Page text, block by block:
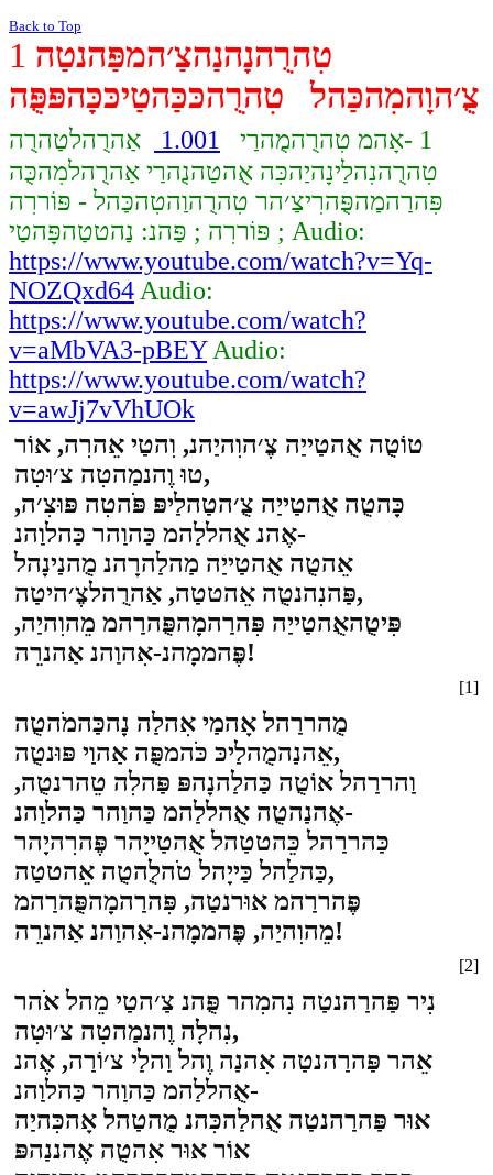
Back to Top
1 טִהרֻהנָהנַהצַ׳המפַּהנטַה
צֻ׳הוָהמִהכַּהל טִהרֻהכּכַּהטַיכּכָּהפּפֻּה
1 -אָהמ טִהרֻהמֻהרַי 1.001
אַהרֻהלטַהרֻה
טִהרֻהנִהלַינָהיַהכִּה אֻהטַהנֻהרַי אַהרֻהלמִהכֻּה
פִּהרַהמַהפֻּהרִיצַ׳הר טִהרֻהוַהטִהכַּהל - פּוֹררִה
פּוֹררִה ; פַּהנ: נַהטטַהפָּהטַי ; Audio:
https://www.youtube.com/watch?v=Yq-
NOZQxd64Audio:
https://www.youtube.com/watch?
v=aMbVA3-pBEYAudio:
https://www.youtube.com/watch?
v=awJj7vVhUOk
טוֹטֻה אֻהטַייַה צֶ׳הוִהיַהנ, וִהטַי אֵהרִה, אוֹר
טוּ וֶהנמַהטִה צ׳וּטִה,
כָּהטֻה אֻהטַייַה צֻ׳הטַהלַיפּ פֹּהטִה פּוּצִ׳ה,
אֶהנ אֻהללַהמ כַּהוַהר כַּהלוַהנ-
אֵהטֻה אֻהטַייַה מַהלַהרָהנ מֻהנַינָהל
פַּהנִהנטֻה אֵהטטַה, אַהרֻהלצֶ׳היטַה,
פִּיטֻהאֻהטַייַה פִּהרַהמָהפֻּהרַהמ מֵהוִהיַה,
פֶּהממָהנ-אִהוַהנ אַהנרֵה!
[1]
מֻהררַהל אָהמַי אִהלַה נָהכַּהמֹהטֻה
אֵהנַהמֻהלַיכּ כֹּהמפֻּה אַהוַי פּוּנטֻה,
וַהררַהל אוֹטֻה כַּהלַהנָהפּ פַּהלִה טֵהרנטֻה,
אֶהנַהטֻה אֻהללַהמ כַּהוַהר כַּהלוַהנ-
כַּהררַהל כֵּהטטַהל אֻהטַייָהר פֶּהרִהיָהר
כַּהלַהל כַּייָהל טֹהלֻהטֻה אֵהטטַה,
פֶּהררַהמ אוּרנטַה, פִּהרַהמָהפֻּהרַהמ
מֵהוִהיַה, פֶּהממָהנ-אִהוַהנ אַהנרֵה!
[2]
נִיר פַּהרַהנטַה נִהמִהר פֻּהנ צַ׳הטַי מֵהל אֹהר
נִהלָה וֶהנמַהטִה צ׳וּטִה,
אֵהר פַּהרַהנטַה אִהנַה וֶהל וַהלַי צ׳וֹרַה, אֶהנ
אֻהללַהמ כַּהוַהר כַּהלוַהנ-
אוּר פַּהרַהנטַה אֻהלַהכִּהנ מֻהטַהל אָהכִּהיַה
אוֹר אוּר אִהטֻה אֶהננַהפּ